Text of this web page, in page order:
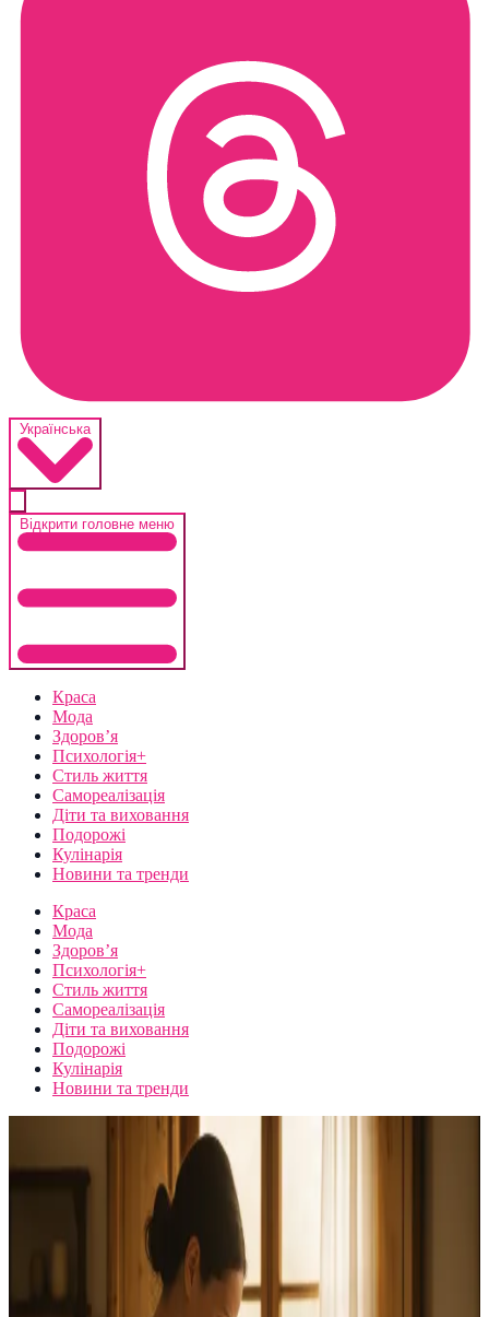
Українська
Відкрити головне меню
Краса
Мода
Здоров’я
Психологія+
Стиль життя
Самореалізація
Діти та виховання
Подорожі
Кулінарія
Новини та тренди
Краса
Мода
Здоров’я
Психологія+
Стиль життя
Самореалізація
Діти та виховання
Подорожі
Кулінарія
Новини та тренди